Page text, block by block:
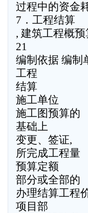
过程中的资金
7．工程结算
, 建筑工程概
21
编制依据 编制
工程
结算
施工单位
施工图预算的
基础上
变更、签证,
所完成工程量
预算定额
部分或全部的
办理结算工程
项目部